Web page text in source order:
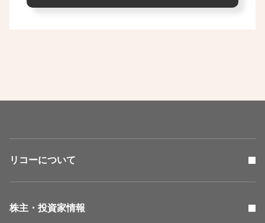
リコーについて
株主・投資家情報